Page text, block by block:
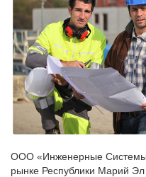
ООО «Инженерные
рынке Республики Марий